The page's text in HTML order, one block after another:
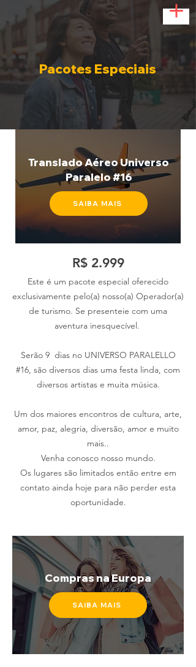
Pacotes Especiais
Translado Aéreo Universo
Paralelo #16
SAIBA MAIS
R$ 2.999
Este é um pacote especial oferecido
exclusivamente pelo(a) nosso(a) Operador(a)
de turismo. Se presenteie com uma
aventura inesquecível.
Serão 9 dias no UNIVERSO PARALELLO
#16, são diversos dias uma festa linda, com
diversos artistas e muita música.
Um dos maiores encontros de cultura, arte,
amor, paz, alegria, diversão, amor e muito
mais..
Venha conosco nosso mundo.
Os lugares são limitados então entre em
contato ainda hoje para não perder esta
oportunidade.
Compras na Europa
SAIBA MAIS